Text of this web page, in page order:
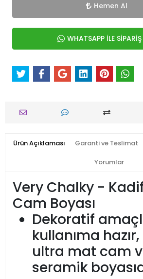
Hemen Al
WHATSAPP İLE SİPARİŞ
Ürün Açıklaması Garanti ve Teslimat
Yorumlar
Very Chalky -
Cam Boyası
Dekoratif
kullanıma hazır,
ultra mat cam
seramik